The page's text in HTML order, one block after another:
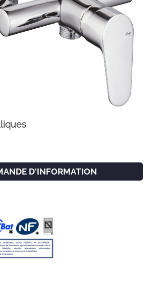
ENG FRA
D'INFORMATION